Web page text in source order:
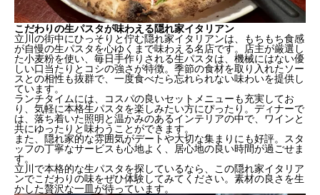
こだわりの生パスタが味わえる隠れ家イタリアン
立川の街中にひっそりと佇む隠れ家イタリアンは、もちもち食感
が自慢の生パスタを心ゆくまで味わえる名店です。店主が厳選し
た小麦粉を使い、毎日手作りされる生パスタは、機械にはない優
しい口当たりとコシの強さが特徴。季節の食材を取り入れたソー
スとの相性も抜群で、一度食べたら忘れられない味わいを提供し
ています。
ランチタイムには、コスパの良いセットメニューも充実してお
り、気軽に本格生パスタを楽しみたい方にぴったり。ディナーで
は、落ち着いた照明と温かみのあるインテリアの中で、ワインと
共にゆったりと味わうことができます。
また、隠れ家的な雰囲気がデートや大切な集まりにも好評。スタ
ッフの丁寧なサービスも心地よく、居心地の良い時間が過ごせま
す。
立川で本格的な生パスタを探しているなら、この隠れ家イタリア
ンでこだわりの味をぜひ体験してみてください。素材の良さを生
かした贅沢な一皿が待っています。